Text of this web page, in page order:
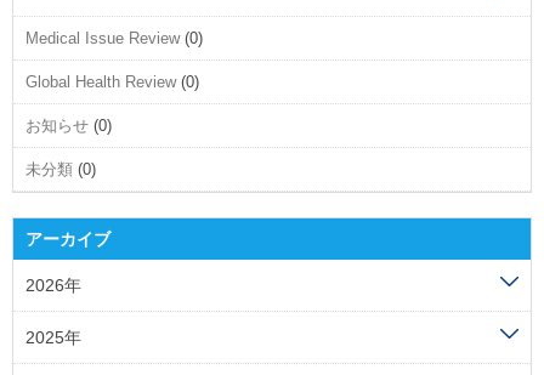
Medical Issue Review(0)
Global Health Review(0)
お知らせ (0)
未分類 (0)
アーカイブ
2026年
2025年